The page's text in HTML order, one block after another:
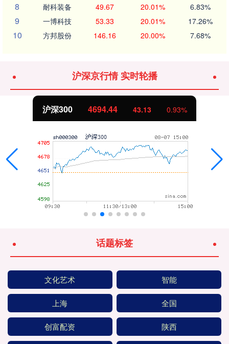
8 耐科装备 49.67 20.01% 6.83%
9 一博科技 53.33 20.01% 17.26%
10 方邦股份 146.16 20.00% 7.68%
沪深京行情 实时轮播
沪深300 4694.44 43.13 0.93%
话题标签
文化艺术 智能
上海 全国
创富配资 陕西